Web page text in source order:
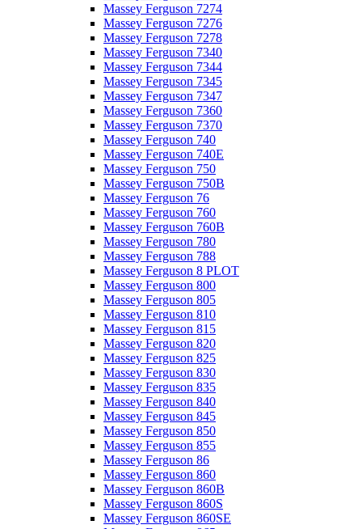
Massey Ferguson 7274
Massey Ferguson 7276
Massey Ferguson 7278
Massey Ferguson 7340
Massey Ferguson 7344
Massey Ferguson 7345
Massey Ferguson 7347
Massey Ferguson 7360
Massey Ferguson 7370
Massey Ferguson 740
Massey Ferguson 740E
Massey Ferguson 750
Massey Ferguson 750B
Massey Ferguson 76
Massey Ferguson 760
Massey Ferguson 760B
Massey Ferguson 780
Massey Ferguson 788
Massey Ferguson 8 PLOT
Massey Ferguson 800
Massey Ferguson 805
Massey Ferguson 810
Massey Ferguson 815
Massey Ferguson 820
Massey Ferguson 825
Massey Ferguson 830
Massey Ferguson 835
Massey Ferguson 840
Massey Ferguson 845
Massey Ferguson 850
Massey Ferguson 855
Massey Ferguson 86
Massey Ferguson 860
Massey Ferguson 860B
Massey Ferguson 860S
Massey Ferguson 860SE